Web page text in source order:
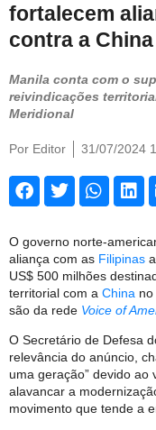
fortalecem
contra a China
Manila conta com o
reivindicações
Meridional
Por Editor 31/07/2024
O governo norte-
aliança com as Filipinas
US$ 500 milhões
territorial com a China no
são da rede Voice of
O Secretário de Defesa
relevância do anúncio,
uma geração” devido
alavancar a
movimento que tende a